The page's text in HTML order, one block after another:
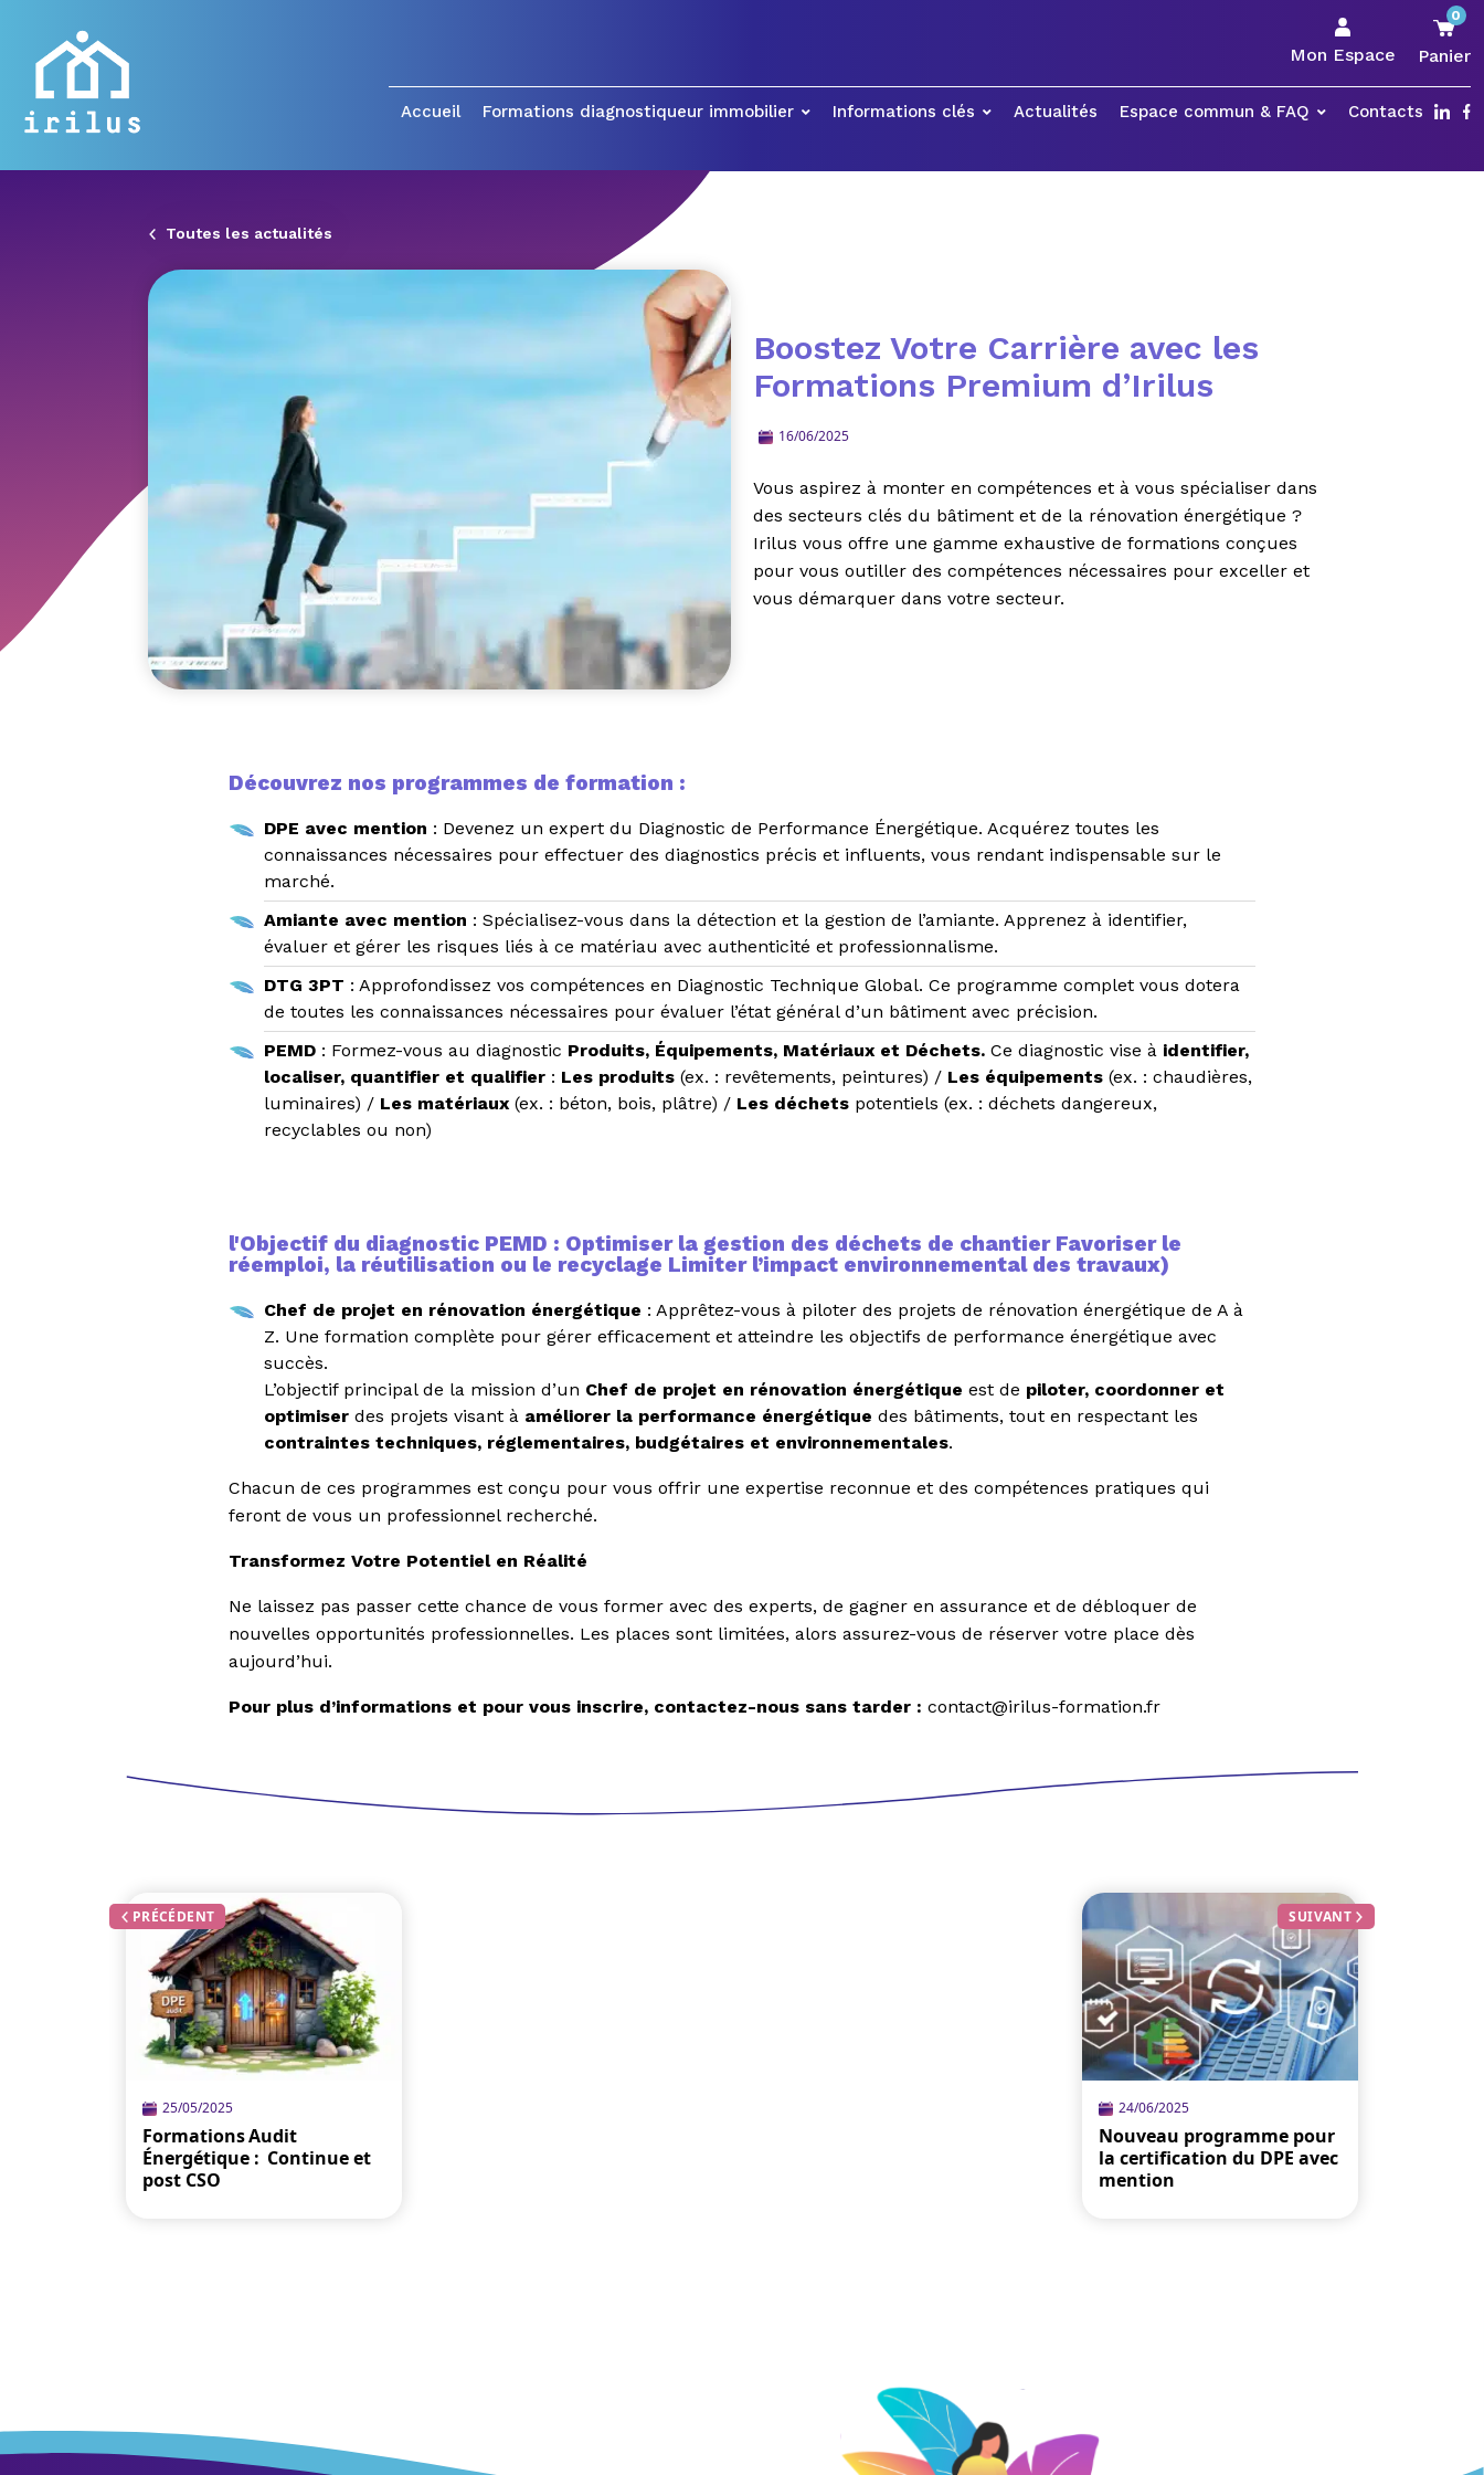
Mon Espace
0
Panier
Accueil Formations diagnostiqueur immobilier Informations clés Actualités Espace commun & FAQ Contacts
Toutes les actualités
Boostez Votre Carrière avec les
Formations Premium d’Irilus
16/06/2025
Vous aspirez à monter en compétences et à vous spécialiser dans
des secteurs clés du bâtiment et de la rénovation énergétique ?
Irilus vous offre une gamme exhaustive de formations conçues
pour vous outiller des compétences nécessaires pour exceller et
vous démarquer dans votre secteur.
Découvrez nos programmes de formation :
DPE avec mention : Devenez un expert du Diagnostic de Performance Énergétique. Acquérez toutes les
connaissances nécessaires pour effectuer des diagnostics précis et influents, vous rendant indispensable sur le
marché.
Amiante avec mention : Spécialisez-vous dans la détection et la gestion de l’amiante. Apprenez à identifier,
évaluer et gérer les risques liés à ce matériau avec authenticité et professionnalisme.
DTG 3PT : Approfondissez vos compétences en Diagnostic Technique Global. Ce programme complet vous dotera
de toutes les connaissances nécessaires pour évaluer l’état général d’un bâtiment avec précision.
PEMD : Formez-vous au diagnostic Produits, Équipements, Matériaux et Déchets. Ce diagnostic vise à identifier,
localiser, quantifier et qualifier : Les produits (ex. : revêtements, peintures) / Les équipements (ex. : chaudières,
luminaires) / Les matériaux (ex. : béton, bois, plâtre) / Les déchets potentiels (ex. : déchets dangereux,
recyclables ou non)
l'Objectif du diagnostic PEMD : Optimiser la gestion des déchets de chantier Favoriser le
réemploi, la réutilisation ou le recyclage Limiter l’impact environnemental des travaux)
Chef de projet en rénovation énergétique : Apprêtez-vous à piloter des projets de rénovation énergétique de A à
Z. Une formation complète pour gérer efficacement et atteindre les objectifs de performance énergétique avec
succès.
L’objectif principal de la mission d’un Chef de projet en rénovation énergétique est de piloter, coordonner et
optimiser des projets visant à améliorer la performance énergétique des bâtiments, tout en respectant les
contraintes techniques, réglementaires, budgétaires et environnementales.
Chacun de ces programmes est conçu pour vous offrir une expertise reconnue et des compétences pratiques qui
feront de vous un professionnel recherché.
Transformez Votre Potentiel en Réalité
Ne laissez pas passer cette chance de vous former avec des experts, de gagner en assurance et de débloquer de
nouvelles opportunités professionnelles. Les places sont limitées, alors assurez-vous de réserver votre place dès
aujourd’hui.
Pour plus d’informations et pour vous inscrire, contactez-nous sans tarder : contact@irilus-formation.fr
PRÉCÉDENT
25/05/2025
Formations Audit
Énergétique : Continue et
post CSO
SUIVANT
24/06/2025
Nouveau programme pour
la certification du DPE avec
mention